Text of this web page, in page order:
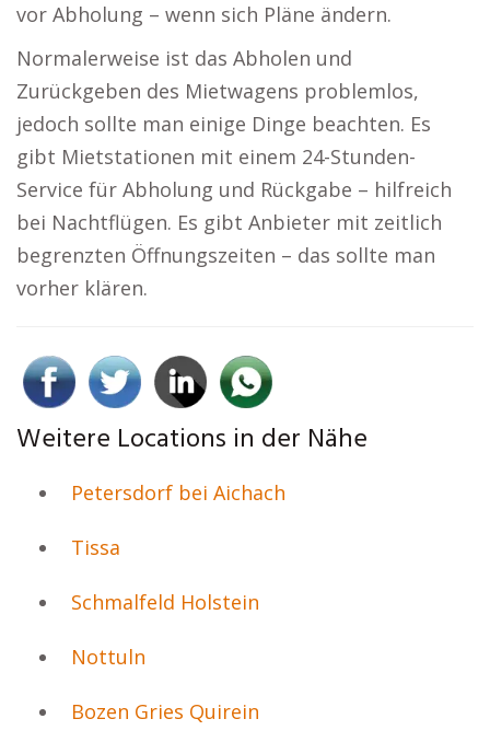
vor Abholung – wenn sich Pläne ändern.
Normalerweise ist das Abholen und
Zurückgeben des Mietwagens problemlos,
jedoch sollte man einige Dinge beachten. Es
gibt Mietstationen mit einem 24-Stunden-
Service für Abholung und Rückgabe – hilfreich
bei Nachtflügen. Es gibt Anbieter mit zeitlich
begrenzten Öffnungszeiten – das sollte man
vorher klären.
Weitere Locations in der Nähe
Petersdorf bei Aichach
Tissa
Schmalfeld Holstein
Nottuln
Bozen Gries Quirein